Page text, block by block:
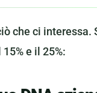
che ci
e il 25%: